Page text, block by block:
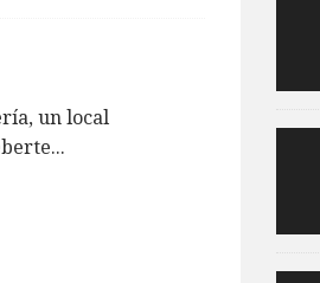
un local
...